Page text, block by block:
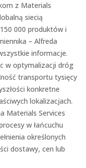
z Materials
siecią
000 produktów i
– Alfreda
informacje.
w optymalizacji dróg
transportu tysięcy
konkretne
lokalizacjach.
Materials Services
w łańcuchu
określonych
dostawy, cen lub